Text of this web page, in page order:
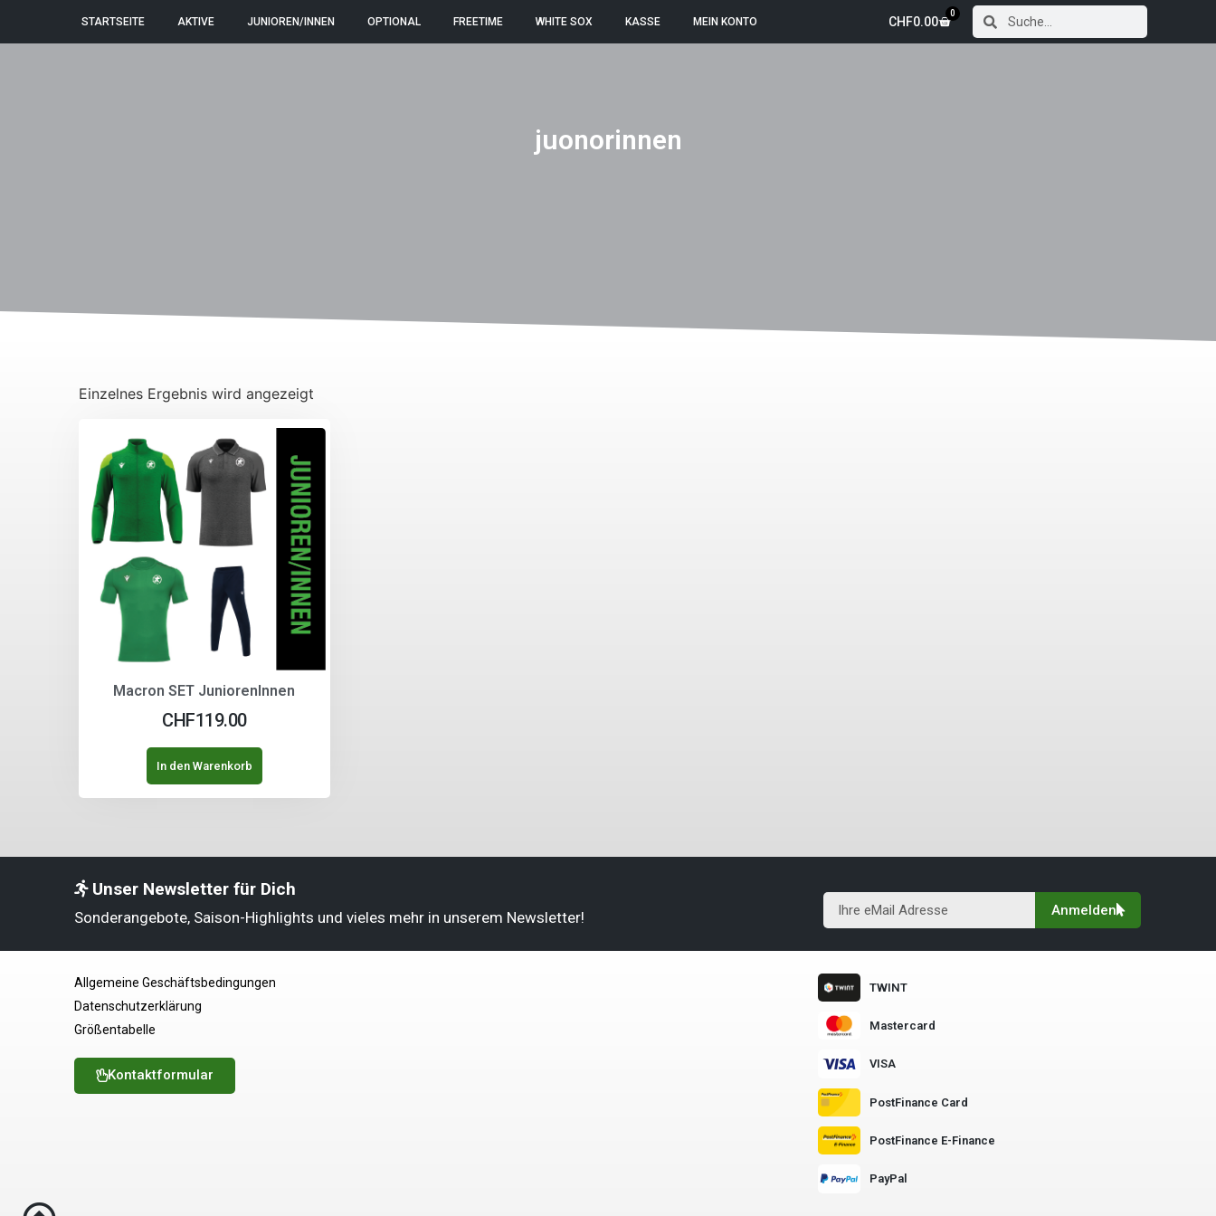
STARTSEITE AKTIVE JUNIOREN/INNEN OPTIONAL FREETIME WHITE SOX KASSE MEIN KONTO CHF0.00
0
juonorinnen
Einzelnes Ergebnis wird angezeigt
Macron SET JuniorenInnen
CHF119.00
In den Warenkorb
Unser Newsletter für Dich
Sonderangebote, Saison-Highlights und vieles mehr in unserem Newsletter! Anmelden
Allgemeine Geschäftsbedingungen
Datenschutzerklärung
Größentabelle
Kontaktformular
TWINT
Mastercard
VISA
PostFinance Card
PostFinance E-Finance
PayPal